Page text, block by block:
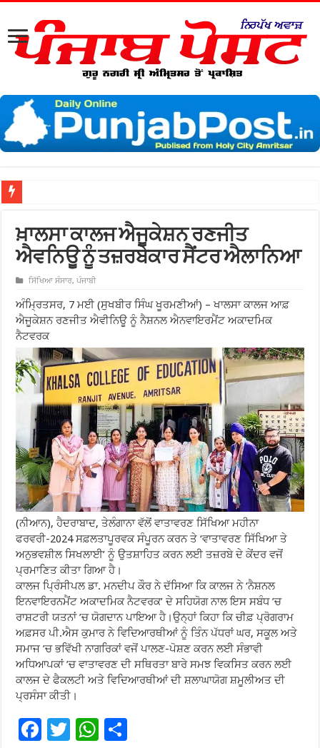
ਖ਼ਾਲਸਾ ਕਾਲਜ ਐਜੂਕੇਸ਼ਨ ਰਣਜੀਤ
ਐਵਨਿਊ ਨੂੰ ਤਜ਼ਰਬੇਕਾਰ ਸੈਂਟਰ ਐਲਾਨਿਆ
ਸਿੱਖਿਆ ਸੰਸਾਰ,ਪੰਜਾਬੀ
ਅੰਮ੍ਰਿਤਸਰ, 7 ਮਈ (ਸੁਖਬੀਰ ਸਿੰਘ ਖੂਰਮਣੀਆਂ) – ਖਾਲਸਾ ਕਾਲਜ ਆਫ਼
ਐਜੂਕੇਸ਼ਨ ਰਣਜੀਤ ਐਵੀਨਿਊ ਨੂੰ ਨੈਸ਼ਨਲ ਐਨਵਾਇਰਮੈਂਟ ਅਕਾਦਮਿਕ
ਨੈਟਵਰਕ
(ਨੀਆਨ), ਹੈਦਰਾਬਾਦ, ਤੇਲੰਗਾਨਾ ਵੱਲੋਂ ਵਾਤਾਵਰਣ ਸਿੱਖਿਆ ਮਹੀਨਾ
ਫਰਵਰੀ-2024 ਸਫ਼ਲਤਾਪੂਰਵਕ ਸੰਪੂਰਨ ਕਰਨ ਤੇ ‘ਵਾਤਾਵਰਣ ਸਿੱਖਿਆ ਤੇ
ਅਨੁਭਵਸ਼ੀਲ ਸਿਖਲਾਈ’ ਨੂੰ ਉਤਸ਼ਾਹਿਤ ਕਰਨ ਲਈ ਤਜ਼ਰਬੇ ਦੇ ਕੇਂਦਰ ਵਜੋਂ
ਪ੍ਰਮਾਣਿਤ ਕੀਤਾ ਗਿਆ ਹੈ।
ਕਾਲਜ ਪਿ੍ਰੰਸੀਪਲ ਡਾ. ਮਨਦੀਪ ਕੌਰ ਨੇ ਦੱਸਿਆ ਕਿ ਕਾਲਜ ਨੇ ‘ਨੈਸ਼ਨਲ
ਇਨਵਾਇਰਨਮੈਂਟ ਅਕਾਦਮਿਕ ਨੈਟਵਰਕ’ ਦੇ ਸਹਿਯੋਗ ਨਾਲ ਇਸ ਸਬੰਧ ’ਚ
ਰਾਸ਼ਟਰੀ ਯਤਨਾਂ ’ਚ ਯੋਗਦਾਨ ਪਾਇਆ ਹੈ।ਉਨ੍ਹਾਂ ਕਿਹਾ ਕਿ ਚੀਫ਼ ਪ੍ਰੋਗਰਾਮ
ਅਫ਼ਸਰ ਪੀ.ਐਸ ਕੁਮਾਰ ਨੇ ਵਿਦਿਆਰਥੀਆਂ ਨੂੰ ਤਿੰਨ ਪੱਧਰਾਂ ਘਰ, ਸਕੂਲ ਅਤੇ
ਸਮਾਜ ’ਚ ਭਵਿੱਖੀ ਨਾਗਰਿਕਾਂ ਵਜੋਂ ਪਾਲਣ-ਪੋਸ਼ਣ ਕਰਨ ਲਈ ਸੰਭਾਵੀ
ਅਧਿਆਪਕਾਂ ’ਚ ਵਾਤਾਵਰਣ ਦੀ ਸਥਿਰਤਾ ਬਾਰੇ ਸਮਝ ਵਿਕਸਿਤ ਕਰਨ ਲਈ
ਕਾਲਜ ਦੇ ਫੈਕਲਟੀ ਅਤੇ ਵਿਦਿਆਰਥੀਆਂ ਦੀ ਸ਼ਲਾਘਾਯੋਗ ਸ਼ਮੂਲੀਅਤ ਦੀ
ਪ੍ਰਸੰਸਾ ਕੀਤੀ।
F
T
W